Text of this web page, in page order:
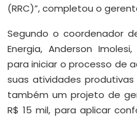
(RRC)”, completou o
Segundo o coordenador
Energia, Anderson
para iniciar o processo de
suas atividades
também um projeto de
R$ 15 mil, para aplicar